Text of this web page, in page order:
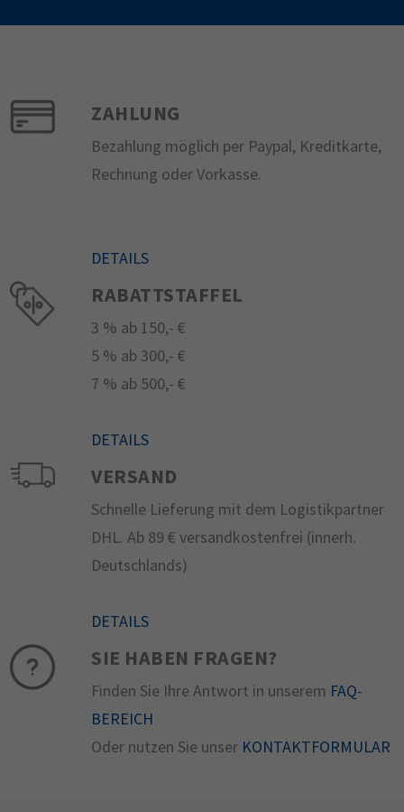
ZAHLUNG
Bezahlung möglich per Paypal, Kreditkarte,
Rechnung oder Vorkasse.
DETAILS
RABATTSTAFFEL
3 % ab 150,- €
5 % ab 300,- €
7 % ab 500,- €
DETAILS
VERSAND
Schnelle Lieferung mit dem Logistikpartner
DHL. Ab 89 € versandkostenfrei (innerh.
Deutschlands)
DETAILS
SIE HABEN FRAGEN?
Finden Sie Ihre Antwort in unserem FAQ-
BEREICH
Oder nutzen Sie unser KONTAKTFORMULAR